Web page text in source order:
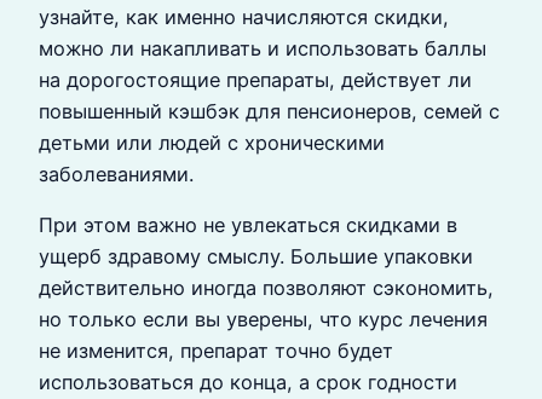
узнайте, как именно начисляются скидки,
можно ли накапливать и использовать баллы
на дорогостоящие препараты, действует ли
повышенный кэшбэк для пенсионеров, семей с
детьми или людей с хроническими
заболеваниями.
При этом важно не увлекаться скидками в
ущерб здравому смыслу. Большие упаковки
действительно иногда позволяют сэкономить,
но только если вы уверены, что курс лечения
не изменится, препарат точно будет
использоваться до конца, а срок годности